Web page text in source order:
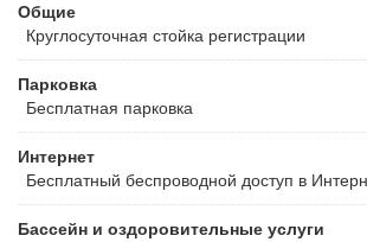
Общие
Круглосуточная стойка регистрации
Парковка
Бесплатная парковка
Интернет
Бесплатный беспроводной доступ в
Бассейн и оздоровительные услуги